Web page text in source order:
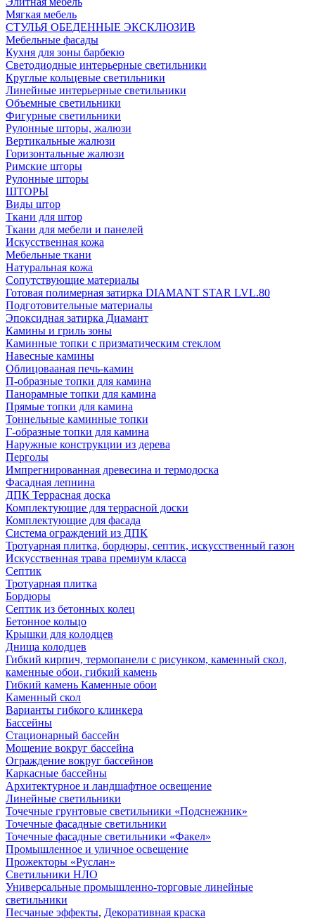
Мягкая мебель
СТУЛЬЯ ОБЕДЕННЫЕ ЭКСКЛЮЗИВ
Мебельные фасады
Кухня для зоны барбекю
Светодиодные интерьерные светильники
Круглые кольцевые светильники
Линейные интерьерные светильники
Объемные светильники
Фигурные светильники
Рулонные шторы, жалюзи
Вертикальные жалюзи
Горизонтальные жалюзи
Римские шторы
Рулонные шторы
ШТОРЫ
Виды штор
Ткани для штор
Ткани для мебели и панелей
Искусственная кожа
Мебельные ткани
Натуральная кожа
Сопутствующие материалы
Готовая полимерная затирка DIAMANT STAR LVL.80
Подготовительные материалы
Эпоксидная затирка Диамант
Камины и гриль зоны
Каминные топки с призматическим стеклом
Навесные камины
Облицовааная печь-камин
П-образные топки для камина
Панорамные топки для камина
Прямые топки для камина
Тоннельные каминные топки
Г-образные топки для камина
Наружные конструкции из дерева
Перголы
Импрегнированная древесина и термодоска
Фасадная лепнина
ДПК Террасная доска
Комплектующие для террасной доски
Комплектующие для фасада
Система ограждений из ДПК
Тротуарная плитка, бордюры, септик, искусственный газон
Искусственная трава премиум класса
Септик
Тротуарная плитка
Бордюры
Септик из бетонных колец
Бетонное кольцо
Крышки для колодцев
Днища колодцев
Гибкий кирпич, термопанели с рисунком, каменный скол,
каменные обои, гибкий камень
Гибкий камень Каменные обои
Каменный скол
Варианты гибкого клинкера
Бассейны
Стационарный бассейн
Мощение вокруг бассейна
Ограждение вокруг бассейнов
Каркасные бассейны
Архитектурное и ландшафтное освещение
Линейные светильники
Точечные грунтовые светильники «Подснежник»
Точечные фасадные светильники
Точечные фасадные светильники «Факел»
Промышленное и уличное освещение
Прожекторы «Руслан»
Светильники НЛО
Универсальные промышленно-торговые линейные
светильники
Песчаные эффекты, Декоративная краска